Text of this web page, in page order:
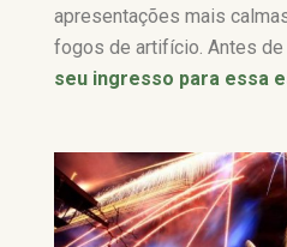
apresentações mais
fogos de artifício. Antes de
seu ingresso para essa